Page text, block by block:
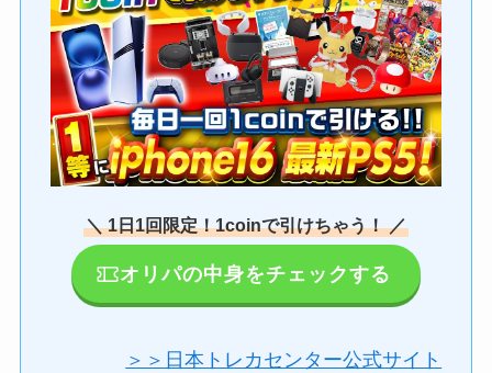
＼ 1日1回限定！1coinで引けちゃう！ ／
オリパの中身をチェックする
＞＞日本トレカセンター公式サイト